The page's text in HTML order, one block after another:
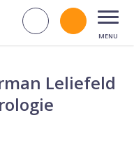
Zoek op
Bel
Leliefeld